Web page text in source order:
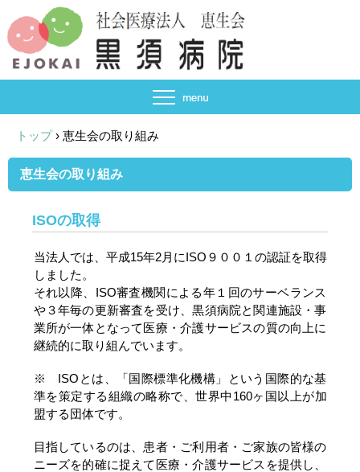
トップ › 恵生会の取り組み
恵生会の取り組み
ISOの取得
当法人では、平成15年2月にISO９００１の認証を取得
しました。
それ以降、ISO審査機関による年１回のサーベランス
や３年毎の更新審査を受け、黒須病院と関連施設・事
業所が一体となって医療・介護サービスの質の向上に
継続的に取り組んでいます。
※ ISOとは、「国際標準化機構」という国際的な基
準を策定する組織の略称で、世界中160ヶ国以上が加
盟する団体です。
目指しているのは、患者・ご利用者・ご家族の皆様の
ニーズを的確に捉えて医療・介護サービスを提供し、